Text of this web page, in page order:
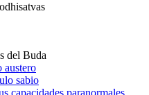
del Buda
austero
sabio
capacidades paranormales